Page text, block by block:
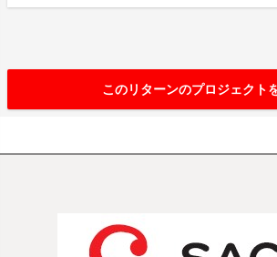
このリターンのプロジェクト